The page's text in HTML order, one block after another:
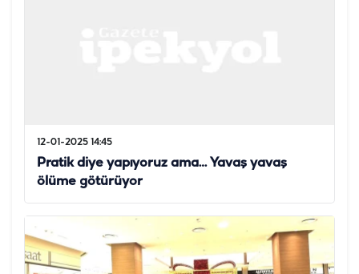
12-01-2025 14:45
Pratik diye yapıyoruz ama… Yavaş yavaş
ölüme götürüyor